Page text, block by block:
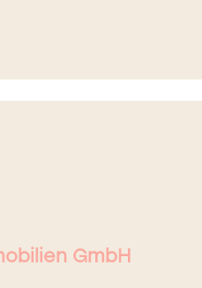
GmbH